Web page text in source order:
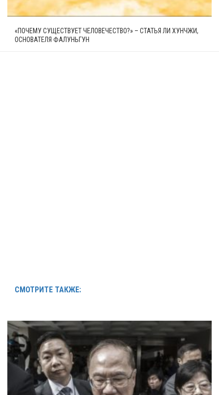
«ПОЧЕМУ СУЩЕСТВУЕТ ЧЕЛОВЕЧЕСТВО?» – СТАТЬЯ ЛИ ХУНЧЖИ,
ОСНОВАТЕЛЯ ФАЛУНЬГУН
СМОТРИТЕ ТАКЖЕ: